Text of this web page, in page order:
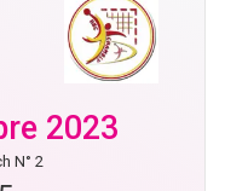
2023
N° 2